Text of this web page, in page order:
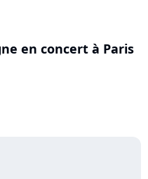
en concert à Paris